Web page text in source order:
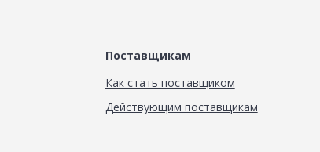
Поставщикам
Как стать поставщиком
Действующим поставщикам